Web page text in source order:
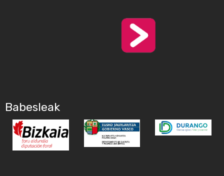
Babesleak